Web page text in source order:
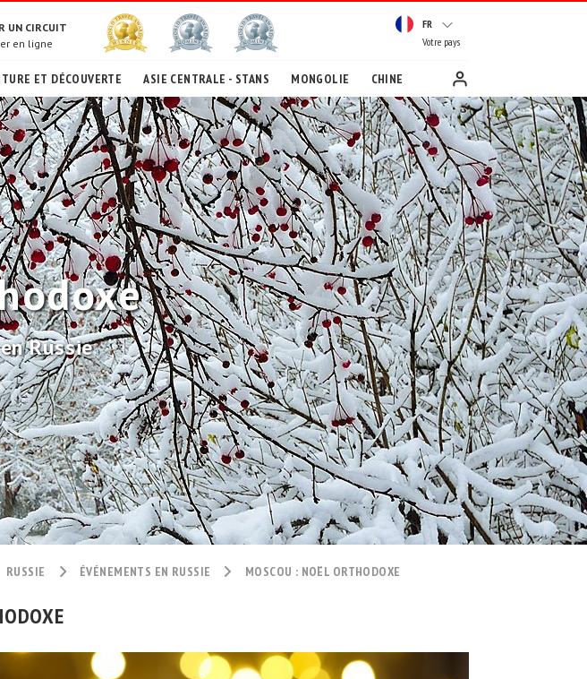
UN CIRCUIT
en ligne
FR
Votre pays
ET DÉCOUVERTE ASIE CENTRALE - STANS MONGOLIE CHINE
Russie
RUSSIE ÉVÉNEMENTS EN RUSSIE MOSCOU : NOËL ORTHODOXE